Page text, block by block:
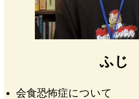
ふじ
会食恐怖症について